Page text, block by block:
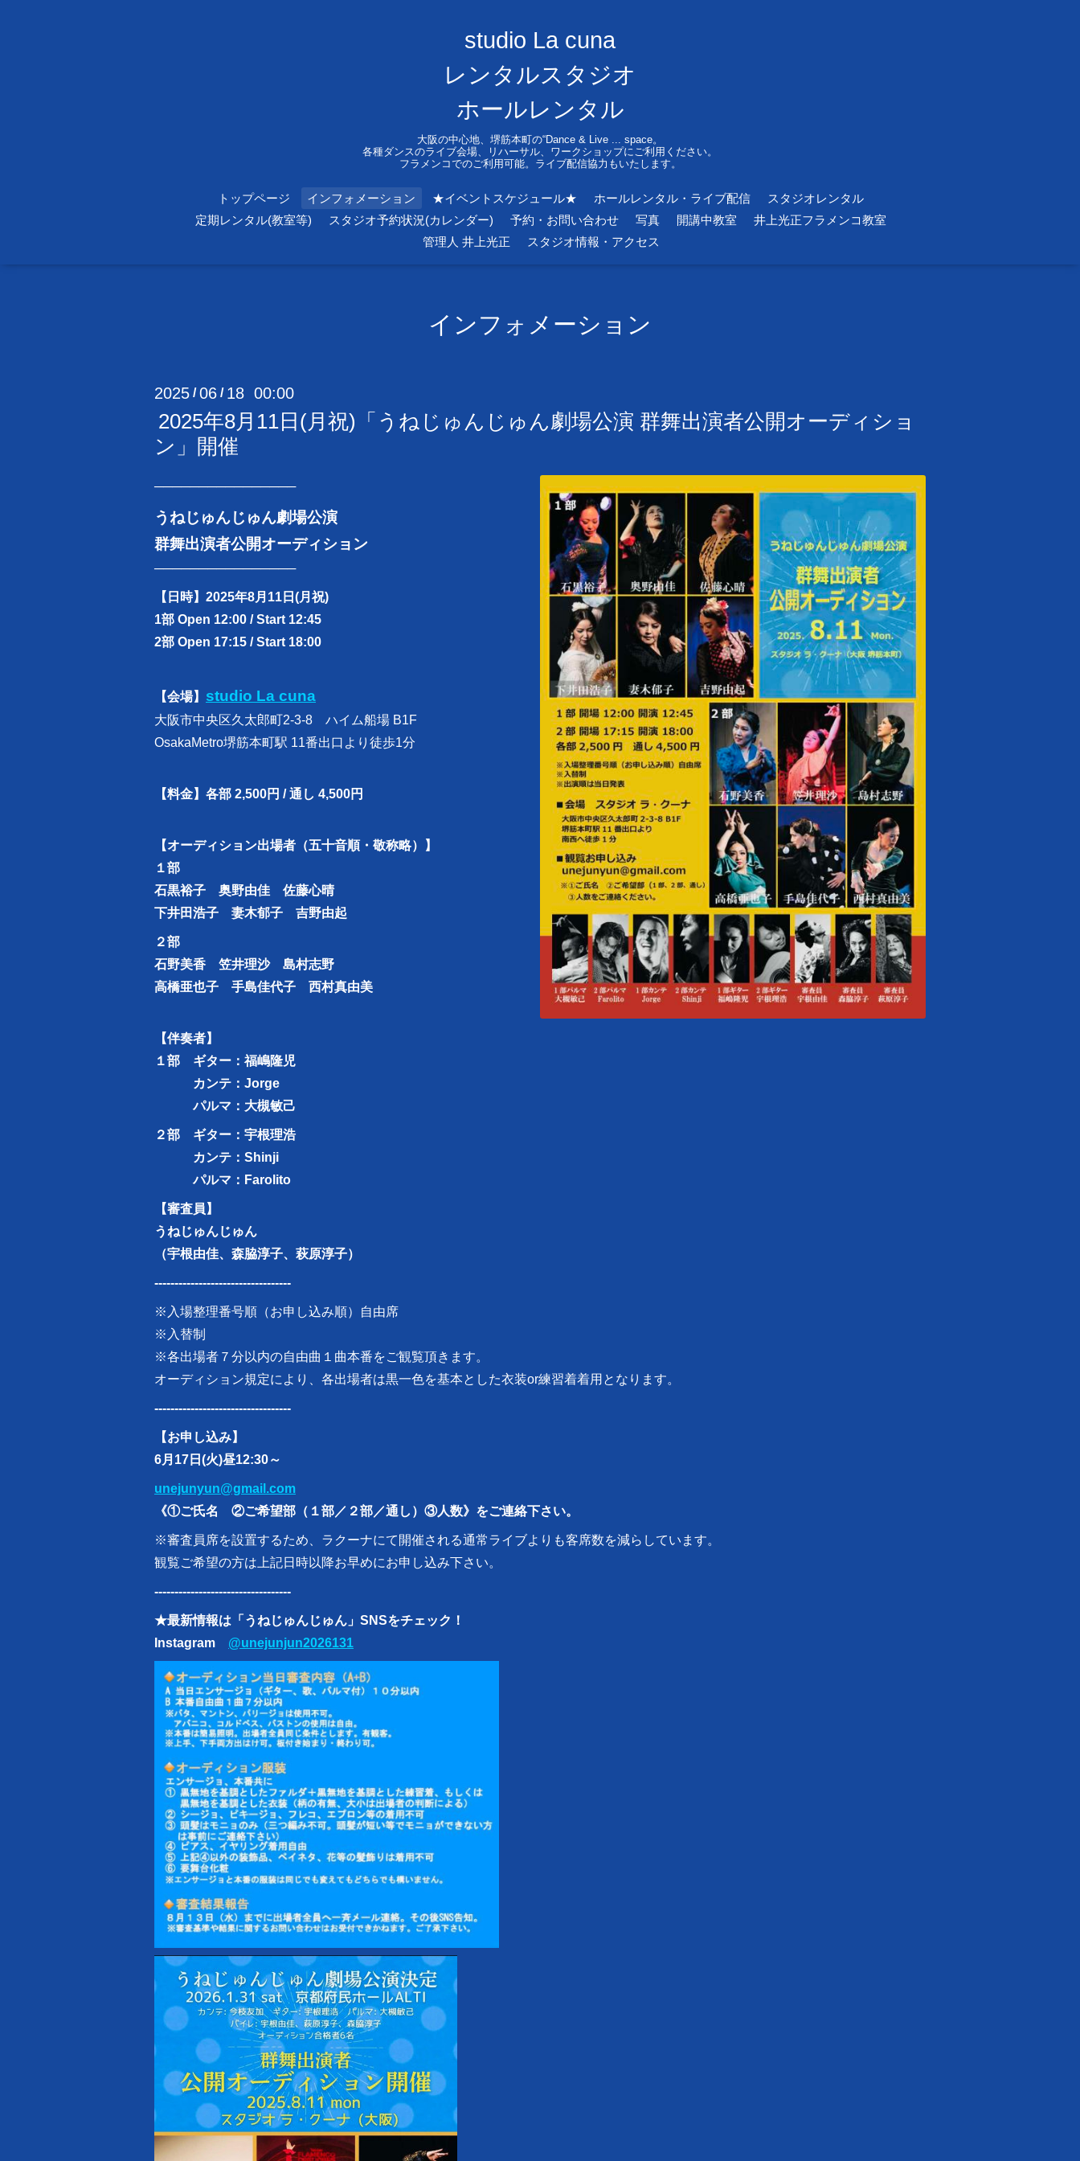
studio La cuna
レンタルスタジオ
ホールレンタル
大阪の中心地、堺筋本町の“Dance & Live ... space。
各種ダンスのライブ会場、リハーサル、ワークショップにご利用ください。
フラメンコでのご利用可能。ライブ配信協力もいたします。
トップページ インフォメーション ★イベントスケジュール★ ホールレンタル・ライブ配信
スタジオレンタル
定期レンタル(教室等)
スタジオ予約状況(カレンダー) 予約・お問い合わせ 写真 開講中教室
井上光正フラメンコ教室
管理人 井上光正
スタジオ情報・アクセス
インフォメーション
2025 /06 / 18 00:00
2025年8月11日(月祝)「うねじゅんじゅん劇場公演 群舞出演者公開オーディショ
ン」開催
────────────────
うねじゅんじゅん劇場公演
群舞出演者公開オーディション
────────────────
【日時】2025年8月11日(月祝)
1部 Open 12:00 / Start 12:45
2部 Open 17:15 / Start 18:00
【会場】 studio La cuna
大阪市中央区久太郎町2-3-8 ハイム船場 B1F
OsakaMetro堺筋本町駅 11番出口より徒歩1分
【料金】各部 2,500円 / 通し 4,500円
【オーディション出場者（五十音順・敬称略）】
１部
石黒裕子 奥野由佳 佐藤心晴
下井田浩子 妻木郁子 吉野由起
２部
石野美香 笠井理沙 島村志野
高橋亜也子 手島佳代子 西村真由美
【伴奏者】
１部 ギター：福嶋隆児
カンテ：Jorge
パルマ：大槻敏己
２部 ギター：宇根理浩
カンテ：Shinji
パルマ：Farolito
【審査員】
うねじゅんじゅん
（宇根由佳、森脇淳子、萩原淳子）
----------------------------------
※入場整理番号順（お申し込み順）自由席
※入替制
※各出場者７分以内の自由曲１曲本番をご観覧頂きます。
オーディション規定により、各出場者は黒一色を基本とした衣装or練習着着用となります。
----------------------------------
【お申し込み】
6月17日(火)昼12:30～
unejunyun@gmail.com
《①ご氏名 ②ご希望部（１部／２部／通し）③人数》をご連絡下さい。
※審査員席を設置するため、ラクーナにて開催される通常ライブよりも客席数を減らしています。
観覧ご希望の方は上記日時以降お早めにお申し込み下さい。
----------------------------------
★最新情報は「うねじゅんじゅん」SNSをチェック！
Instagram @unejunjun2026131